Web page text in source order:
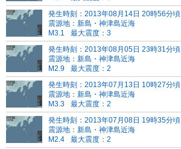
発生時刻：2013年08月14日 20時56分頃
震源地：新島・神津島近海
M3.1
最大震度：3
発生時刻：2013年08月05日 23時31分頃
震源地：新島・神津島近海
M2.9
最大震度：2
発生時刻：2013年07月13日 10時27分頃
震源地：新島・神津島近海
M3.3
最大震度：2
発生時刻：2013年07月08日 19時35分頃
震源地：新島・神津島近海
M2.4
最大震度：2